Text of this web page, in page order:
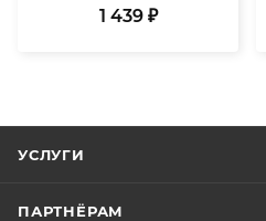
1 439 ₽
УСЛУГИ
ПАРТНЁРАМ